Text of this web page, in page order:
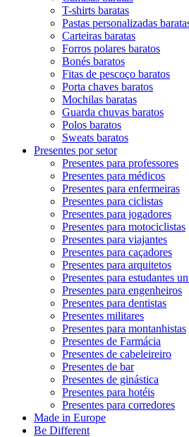
T-shirts baratas
Pastas personalizadas
Carteiras baratas
Forros polares baratos
Bonés baratos
Fitas de pescoço baratos
Porta chaves baratos
Mochilas baratas
Guarda chuvas baratos
Polos baratos
Sweats baratos
Presentes por setor
Presentes para professores
Presentes para médicos
Presentes para enfermeiras
Presentes para ciclistas
Presentes para jogadores
Presentes para motociclistas
Presentes para viajantes
Presentes para caçadores
Presentes para arquitetos
Presentes para estudantes
Presentes para engenheiros
Presentes para dentistas
Presentes militares
Presentes para montanhistas
Presentes de Farmácia
Presentes de cabeleireiro
Presentes de bar
Presentes de ginástica
Presentes para hotéis
Presentes para corredores
Made in Europe
Be Different